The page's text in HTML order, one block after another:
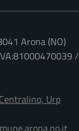
Arona (NO)
/
Urp